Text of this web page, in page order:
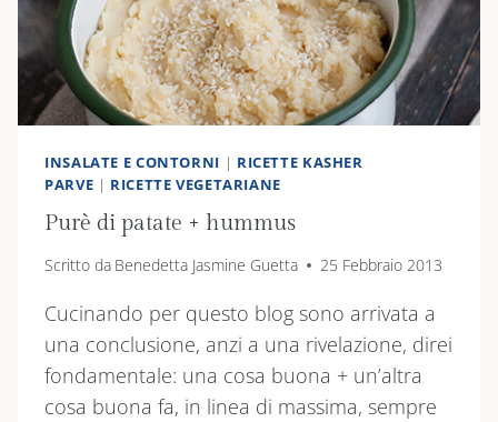
INSALATE E CONTORNI | RICETTE KASHER
PARVE | RICETTE VEGETARIANE
Purè di patate + hummus
Scritto da Benedetta Jasmine Guetta 25 Febbraio 2013
Cucinando per questo blog sono arrivata a
una conclusione, anzi a una rivelazione, direi
fondamentale: una cosa buona + un’altra
cosa buona fa, in linea di massima, sempre